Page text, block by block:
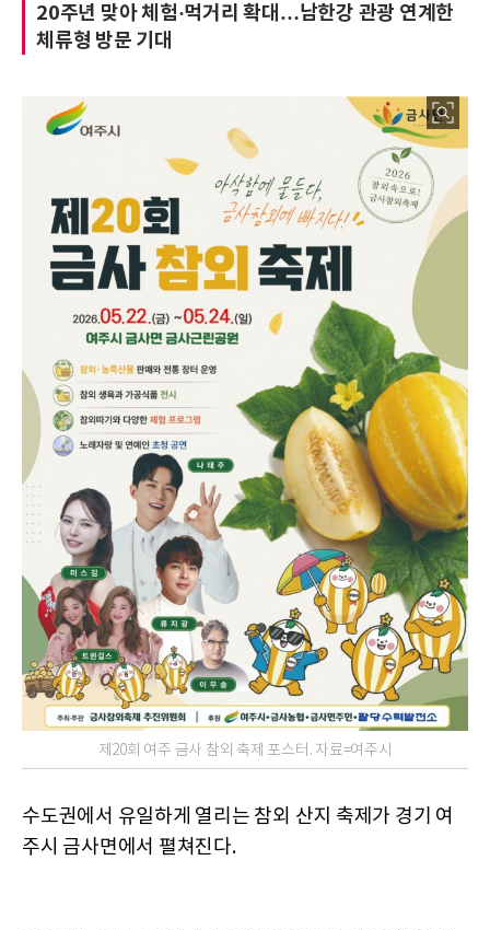
20주년 맞아 체험·먹거리 확대…남한강 관광 연계한
체류형 방문 기대
제20회 여주 금사 참외 축제 포스터. 자료=여주시
수도권에서 유일하게 열리는 참외 산지 축제가 경기 여
주시 금사면에서 펼쳐진다.